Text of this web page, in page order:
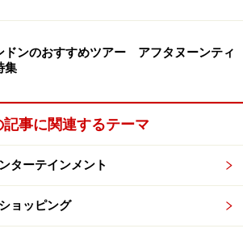
ロ「ブッキング・オフィス」は、か
り場だった場所。高～い天井や重厚
トリア時代の良さを引き継いでいま
発着プラットフォームを見下ろせる
を盛り上げてくれますよ。
London Hotel（セント パンクラ
ンドン ホテル）
powerd by エクスペディア
ギリス｜London，ロンドン
ドンのおすすめツアー アフタヌーンティ
集
記事に関連するテーマ
ターテインメント
ョッピング